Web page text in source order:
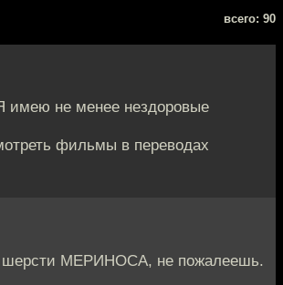
всего: 90
имею не менее нездоровые
фильмы в переводах
шерсти МЕРИНОСА, не пожалеешь.